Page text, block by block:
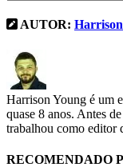
AUTOR:
Harrison Young é um
quase 8 anos. Antes
trabalhou como editor
RECOMENDADO